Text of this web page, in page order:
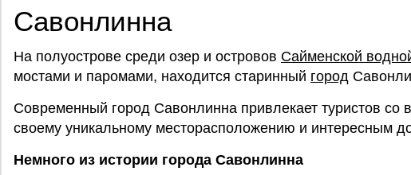
Савонлинна
На полуострове среди озер и островов Сайменской
мостами и паромами, находится старинный город
Современный город Савонлинна привлекает туристов со
своему уникальному месторасположению и интересным
Немного из истории города Савонлинна